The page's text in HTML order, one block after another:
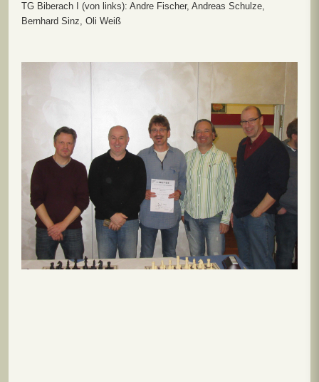
TG Biberach I (von links): Andre Fischer, Andreas Schulze,
Bernhard Sinz, Oli Weiß